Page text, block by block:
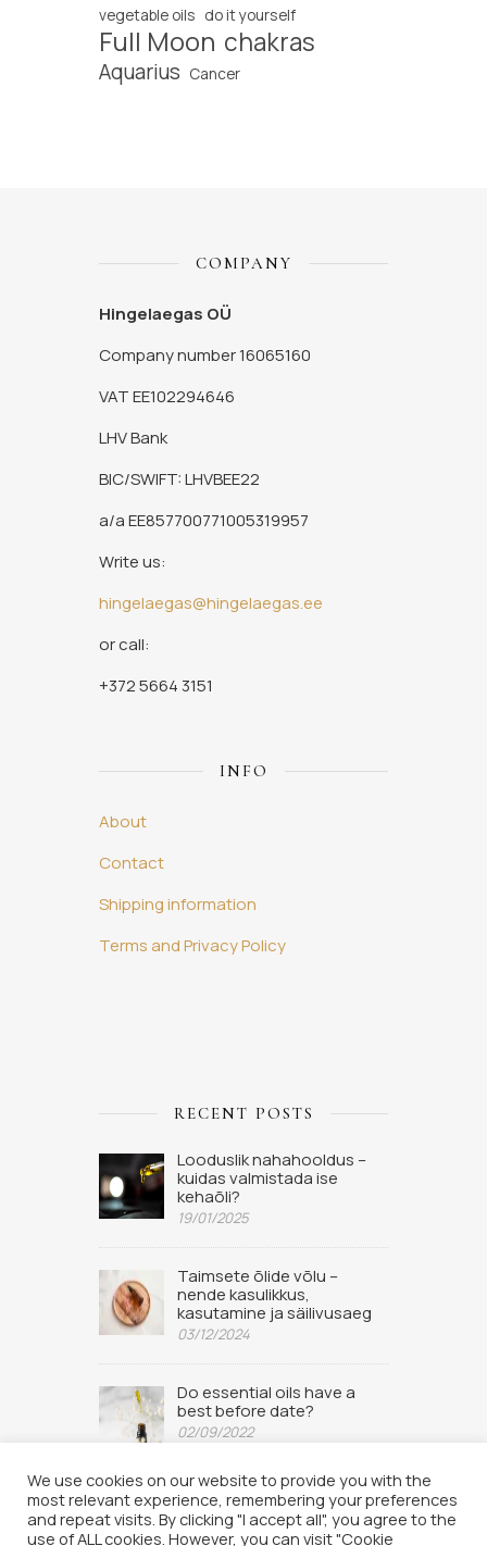
vegetable oils do it yourself
Full Moon chakras
Aquarius Cancer
COMPANY
Hingelaegas OÜ
Company number 16065160
VAT EE102294646
LHV Bank
BIC/SWIFT: LHVBEE22
a/a EE857700771005319957
Write us:
hingelaegas@hingelaegas.ee
or call:
+372 5664 3151
INFO
About
Contact
Shipping information
Terms and Privacy Policy
RECENT POSTS
Looduslik nahahooldus –
kuidas valmistada ise
kehaõli?
19/01/2025
Taimsete õlide võlu –
nende kasulikkus,
kasutamine ja säilivusaeg
03/12/2024
Do essential oils have a
best before date?
02/09/2022
We use cookies on our website to provide you with the
most relevant experience, remembering your preferences
and repeat visits. By clicking "I accept all", you agree to the
use of ALL cookies. However, you can visit "Cookie